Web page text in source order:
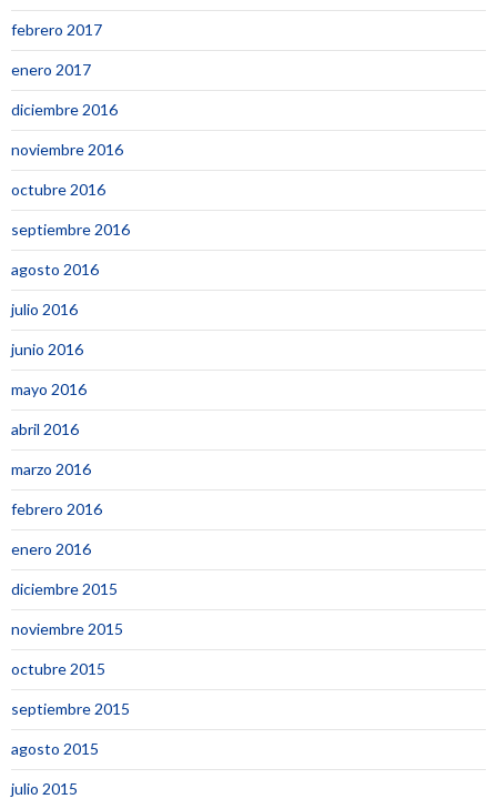
febrero 2017
enero 2017
diciembre 2016
noviembre 2016
octubre 2016
septiembre 2016
agosto 2016
julio 2016
junio 2016
mayo 2016
abril 2016
marzo 2016
febrero 2016
enero 2016
diciembre 2015
noviembre 2015
octubre 2015
septiembre 2015
agosto 2015
julio 2015